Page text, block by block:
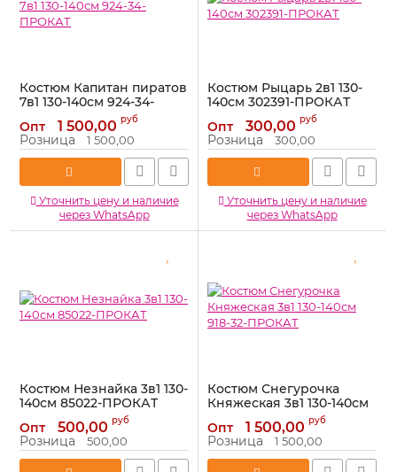
Костюм Капитан пиратов
7в1 130-140см 924-34-
Артикул: 924-34-ПРОКАТ
Опт 1 500,00 руб
Розница 1 500,00
Уточнить цену и наличие
через WhatsApp
Костюм Рыцарь 2в1 130-
140см 302391-ПРОКАТ
Артикул: 302391-ПРОКАТ
Опт 300,00 руб
Розница 300,00
Уточнить цену и наличие
через WhatsApp
Костюм Незнайка 3в1 130-
140см 85022-ПРОКАТ
Артикул: 85022-ПРОКАТ
Опт 500,00 руб
Розница 500,00
Костюм Снегурочка
Княжеская 3в1 130-140см
Артикул: 918-32-ПРОКАТ
Опт 1 500,00 руб
Розница 1 500,00